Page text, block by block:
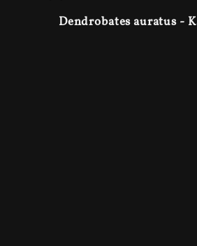
Dendrobates auratus -